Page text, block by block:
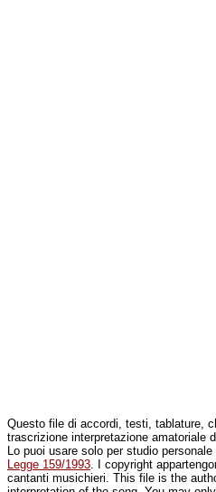
Questo file di accordi, testi, tablature,
trascrizione interpretazione amatoriale
Lo puoi usare solo per studio personale
Legge 159/1993. I copyright
cantanti musichieri. This file is the